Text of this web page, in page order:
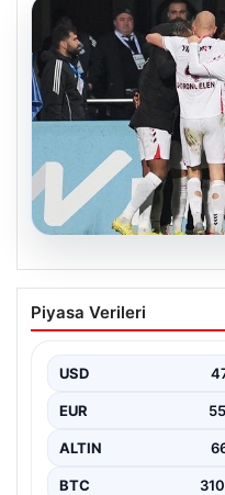
Samsunspor,
etti!
Piyasa Verileri
USD
EUR
ALTIN
BTC